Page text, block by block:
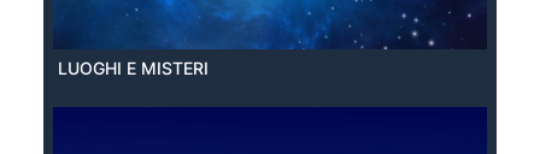
LUOGHI E MISTERI